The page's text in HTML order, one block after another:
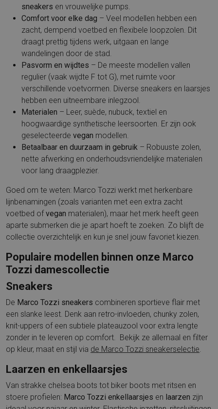
sneakers en vrouwelijke pumps.
Comfort voor elke dag – Veel modellen hebben een
zacht, dempend voetbed en flexibele loopzolen. Dit
draagt prettig tijdens werk, uitgaan en lange
wandelingen door de stad.
Pasvorm en wijdtes – De meeste modellen vallen
regulier (vaak wijdte F tot G), met ruimte voor
verschillende voetvormen. Diverse sneakers en laarsjes
hebben een uitneembare inlegzool.
Materialen – Leer, suède, nubuck, textiel en
hoogwaardige synthetische leersoorten. Er zijn ook
geselecteerde vegan modellen.
Betaalbaar en duurzaam in gebruik – Robuuste zolen,
nette afwerking en onderhoudsvriendelijke materialen
voor lang draagplezier.
Goed om te weten: Marco Tozzi werkt met herkenbare
lijnbenamingen (zoals varianten met een extra zacht
voetbed ofvegan materialen), maar het merk heeft geen
aparte submerken die je apart hoeft te zoeken. Zo blijft de
collectie overzichtelijk en kun je snel jouw favoriet kiezen.
Populaire modellen binnen onze Marco
Tozzi damescollectie
Sneakers
De Marco Tozzi sneakers combineren sportieve flair met
een slanke leest. Denk aan retro-invloeden, chunky zolen,
knit-uppers of een subtiele plateauzool voor extra lengte
zonder in te leveren op comfort. Bekijk ze allemaal en filter
op kleur, maat en stijl via de Marco Tozzi sneakerselectie.
Laarzen en enkellaarsjes
Van strakke chelsea boots tot biker boots met ritsen en
stoere profielen: Marco Tozzi enkellaarsjes en laarzen zijn